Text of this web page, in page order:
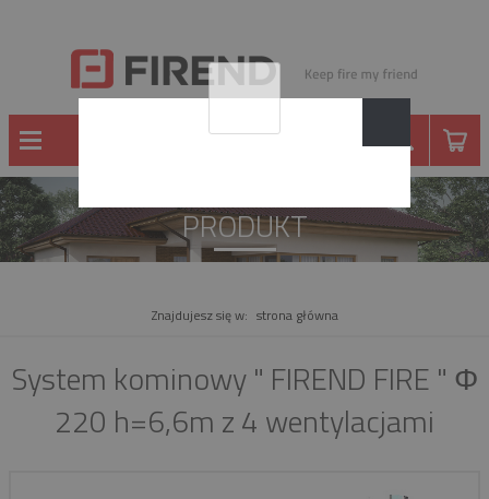
PRODUKT
Znajdujesz się w: strona główna
System kominowy " FIREND FIRE " Φ
220 h=6,6m z 4 wentylacjami